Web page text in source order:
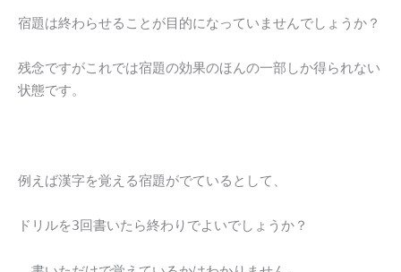
宿題は終わらせることが目的になっていませんでしょうか？
残念ですがこれでは宿題の効果のほんの一部しか得られない
状態です。
例えば漢字を覚える宿題がでているとして、
ドリルを3回書いたら終わりでよいでしょうか？